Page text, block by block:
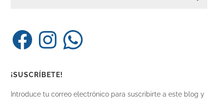
FacebookInstagramWhatsApp
¡SUSCRÍBETE!
Introduce tu correo electrónico para suscribirte a este blog y